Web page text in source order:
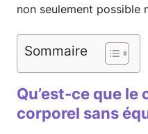
non seulement possible
Sommaire
Qu’est-ce que
corporel sans